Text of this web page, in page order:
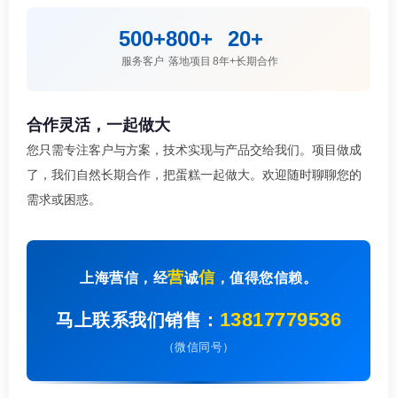
500+
服务客户
800+
落地项目
20+
8年+长期合作
合作灵活，一起做大
您只需专注客户与方案，技术实现与产品交给我们。项目做成
了，我们自然长期合作，把蛋糕一起做大。欢迎随时聊聊您的
需求或困惑。
上海营信，经营诚信，值得您信赖。
马上联系我们销售： 13817779536
（微信同号）